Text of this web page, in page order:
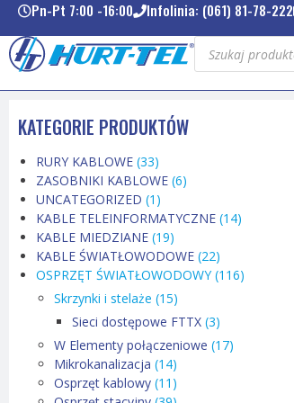
Pn-Pt 7:00 -16:00 Infolinia: (061) 81-78-222
KATEGORIE PRODUKTÓW
RURY KABLOWE (33)
ZASOBNIKI KABLOWE (6)
UNCATEGORIZED (1)
KABLE TELEINFORMATYCZNE (14)
KABLE MIEDZIANE (19)
KABLE ŚWIATŁOWODOWE (22)
OSPRZĘT ŚWIATŁOWODOWY (116)
Skrzynki i stelaże (15)
Sieci dostępowe FTTX (3)
W Elementy połączeniowe (17)
Mikrokanalizacja (14)
Osprzęt kablowy (11)